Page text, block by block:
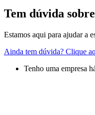
Tem dúvida
Estamos aqui para ajudar a
Ainda tem dúvida? Clique
Tenho uma empresa